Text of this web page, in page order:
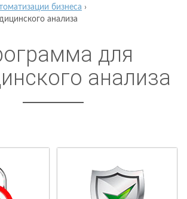
бизнеса ›
анализа
для
анализа